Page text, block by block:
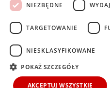
Żaluzje
Żaluzje
Rolety
Rolety
screen
NIEZBĘDNE
TARGETOWANIE
NIESKLASYFIKOWANE
POKAŻ SZCZEGÓŁY
AKCEPTUJ WSZYSTKIE